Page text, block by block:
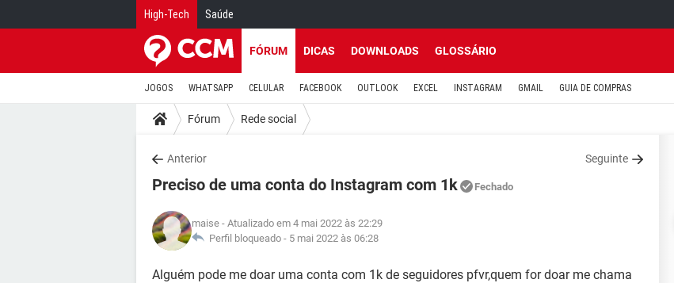
High-Tech Saúde
FÓRUM DICAS DOWNLOADS GLOSSÁRIO
JOGOS WHATSAPP CELULAR FACEBOOK OUTLOOK EXCEL INSTAGRAM GMAIL GUIA DE COMPRAS
Fórum Rede social
Anterior Seguinte
Preciso de uma conta do Instagram com 1k Fechado
maise - Atualizado em 4 mai 2022 às 22:29
Perfil bloqueado - 5 mai 2022 às 06:28
Alguém pode me doar uma conta com 1k de seguidores pfvr,quem for doar me chama